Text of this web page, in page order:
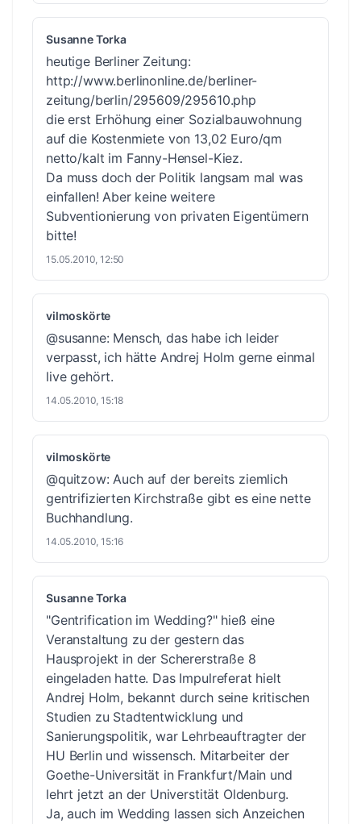
Susanne Torka
heutige Berliner Zeitung:
http://www.berlinonline.de/berliner-
zeitung/berlin/295609/295610.php
die erst Erhöhung einer Sozialbauwohnung
auf die Kostenmiete von 13,02 Euro/qm
netto/kalt im Fanny-Hensel-Kiez.
Da muss doch der Politik langsam mal was
einfallen! Aber keine weitere
Subventionierung von privaten Eigentümern
bitte!
15.05.2010, 12:50
vilmoskörte
@susanne: Mensch, das habe ich leider
verpasst, ich hätte Andrej Holm gerne einmal
live gehört.
14.05.2010, 15:18
vilmoskörte
@quitzow: Auch auf der bereits ziemlich
gentrifizierten Kirchstraße gibt es eine nette
Buchhandlung.
14.05.2010, 15:16
Susanne Torka
"Gentrification im Wedding?" hieß eine
Veranstaltung zu der gestern das
Hausprojekt in der Schererstraße 8
eingeladen hatte. Das Impulreferat hielt
Andrej Holm, bekannt durch seine kritischen
Studien zu Stadtentwicklung und
Sanierungspolitik, war Lehrbeauftragter der
HU Berlin und wissensch. Mitarbeiter der
Goethe-Universität in Frankfurt/Main und
lehrt jetzt an der Universtität Oldenburg.
Ja, auch im Wedding lassen sich Anzeichen